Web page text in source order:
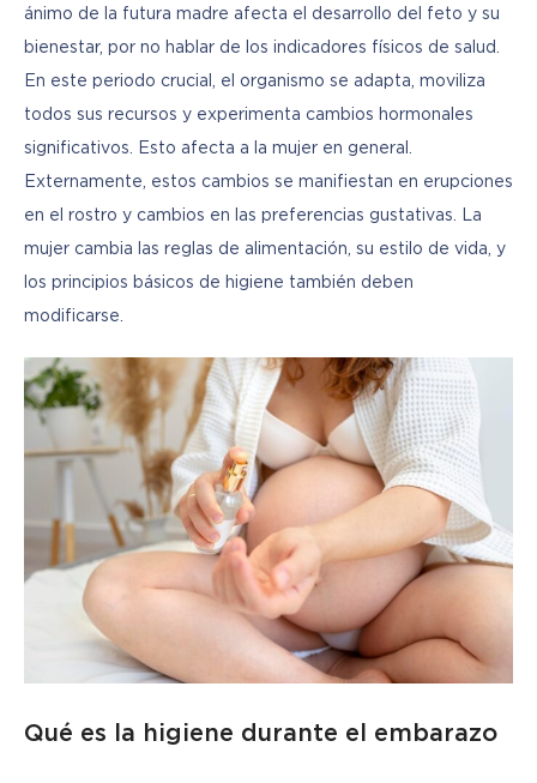
ánimo de la futura madre afecta el desarrollo del feto y su
bienestar, por no hablar de los indicadores físicos de salud.
En este periodo crucial, el organismo se adapta, moviliza
todos sus recursos y experimenta cambios hormonales
significativos. Esto afecta a la mujer en general.
Externamente, estos cambios se manifiestan en erupciones
en el rostro y cambios en las preferencias gustativas. La
mujer cambia las reglas de alimentación, su estilo de vida, y
los principios básicos de higiene también deben
modificarse.
Qué es la higiene durante el embarazo